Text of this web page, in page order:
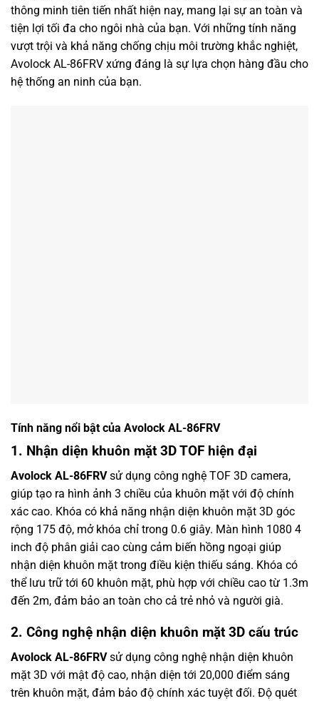
thông minh tiên tiến nhất hiện nay, mang lại sự an toàn và
tiện lợi tối đa cho ngôi nhà của bạn. Với những tính năng
vượt trội và khả năng chống chịu môi trường khắc nghiệt,
Avolock AL-86FRV xứng đáng là sự lựa chọn hàng đầu cho
hệ thống an ninh của bạn.
Tính năng nổi bật của Avolock AL-86FRV
1. Nhận diện khuôn mặt 3D TOF hiện đại
Avolock AL-86FRVsử dụng công nghệ TOF 3D camera,
giúp tạo ra hình ảnh 3 chiều của khuôn mặt với độ chính
xác cao. Khóa có khả năng nhận diện khuôn mặt 3D góc
rộng 175 độ, mở khóa chỉ trong 0.6 giây. Màn hình 1080 4
inch độ phân giải cao cùng cảm biến hồng ngoại giúp
nhận diện khuôn mặt trong điều kiện thiếu sáng. Khóa có
thể lưu trữ tới 60 khuôn mặt, phù hợp với chiều cao từ 1.3m
đến 2m, đảm bảo an toàn cho cả trẻ nhỏ và người già.
2. Công nghệ nhận diện khuôn mặt 3D cấu trúc
Avolock AL-86FRVsử dụng công nghệ nhận diện khuôn
mặt 3D với mật độ cao, nhận diện tới 20,000 điểm sáng
trên khuôn mặt, đảm bảo độ chính xác tuyệt đối. Độ quét